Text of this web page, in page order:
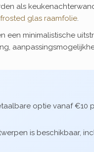
als
frosted glas raamfolie.
een minimalistische
optie vanaf
is beschikbaar,